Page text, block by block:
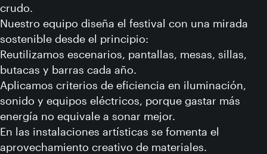
crudo.
Nuestro equipo diseña el festival con una mirada
sostenible desde el principio:
Reutilizamos escenarios, pantallas, mesas, sillas,
butacas y barras cada año.
Aplicamos criterios de eficiencia en iluminación,
sonido y equipos eléctricos, porque gastar más
energía no equivale a sonar mejor.
En las instalaciones artísticas se fomenta el
aprovechamiento creativo de materiales.